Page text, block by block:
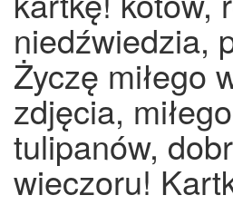
niedźwiedzia,
Życzę miłego
zdjęcia,
tulipanów,
wieczoru!